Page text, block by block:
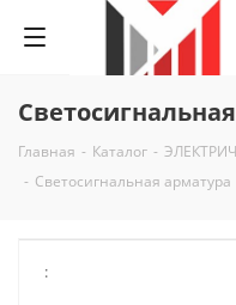
Главная - Каталог -
- Светосигнальная арматура
: